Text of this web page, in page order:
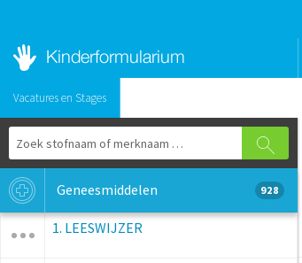
Vacatures en Stages
Geneesmiddelen 928
1. LEESWIJZER